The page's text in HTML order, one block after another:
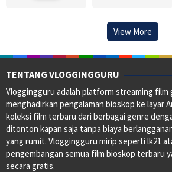
View More
TENTANG VLOGGINGGURU
Vloggingguru adalah platform streaming film
menghadirkan pengalaman bioskop ke layar
koleksi film terbaru dari berbagai genre
ditonton kapan saja tanpa biaya
yang rumit. Vloggingguru mirip seperti lk21
pengembangan semua film bioskop terbaru
secara gratis.